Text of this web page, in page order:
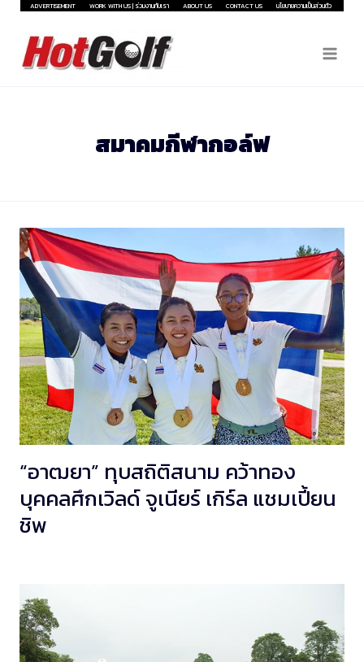
Skip
content
ADVERTISEMENT WORK WITH US | ร่วมงานกับเรา ABOUT US CONTACT US นโยบายความเป็นส่วนตัว
สมาคมกีฬากอล์ฟ
“อาฒยา” ทุบสถิติสนาม คว้าทอง
บุคคลศึกเวิลด์ จูเนียร์ เกิร์ล แชมเปี้ยน
ชิพ